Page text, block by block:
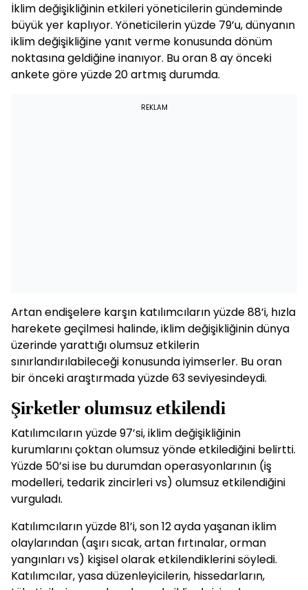
İklim değişikliğinin etkileri yöneticilerin gündeminde
büyük yer kaplıyor. Yöneticilerin yüzde 79’u, dünyanın
iklim değişikliğine yanıt verme konusunda dönüm
noktasına geldiğine inanıyor. Bu oran 8 ay önceki
ankete göre yüzde 20 artmış durumda.
REKLAM
Artan endişelere karşın katılımcıların yüzde 88’i, hızla
harekete geçilmesi halinde, iklim değişikliğinin dünya
üzerinde yarattığı olumsuz etkilerin
sınırlandırılabileceği konusunda iyimserler. Bu oran
bir önceki araştırmada yüzde 63 seviyesindeydi.
Şirketler olumsuz etkilendi
Katılımcıların yüzde 97’si, iklim değişikliğinin
kurumlarını çoktan olumsuz yönde etkilediğini belirtti.
Yüzde 50’si ise bu durumdan operasyonlarının (iş
modelleri, tedarik zincirleri vs) olumsuz etkilendiğini
vurguladı.
Katılımcıların yüzde 81’i, son 12 ayda yaşanan iklim
olaylarından (aşırı sıcak, artan fırtınalar, orman
yangınları vs) kişisel olarak etkilendiklerini söyledi.
Katılımcılar, yasa düzenleyicilerin, hissedarların,